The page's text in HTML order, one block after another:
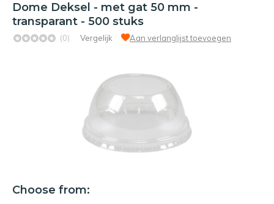
Dome Deksel - met gat 50 mm -
transparant - 500 stuks
(0) Vergelijk Aan verlanglijst toevoegen
Choose from: